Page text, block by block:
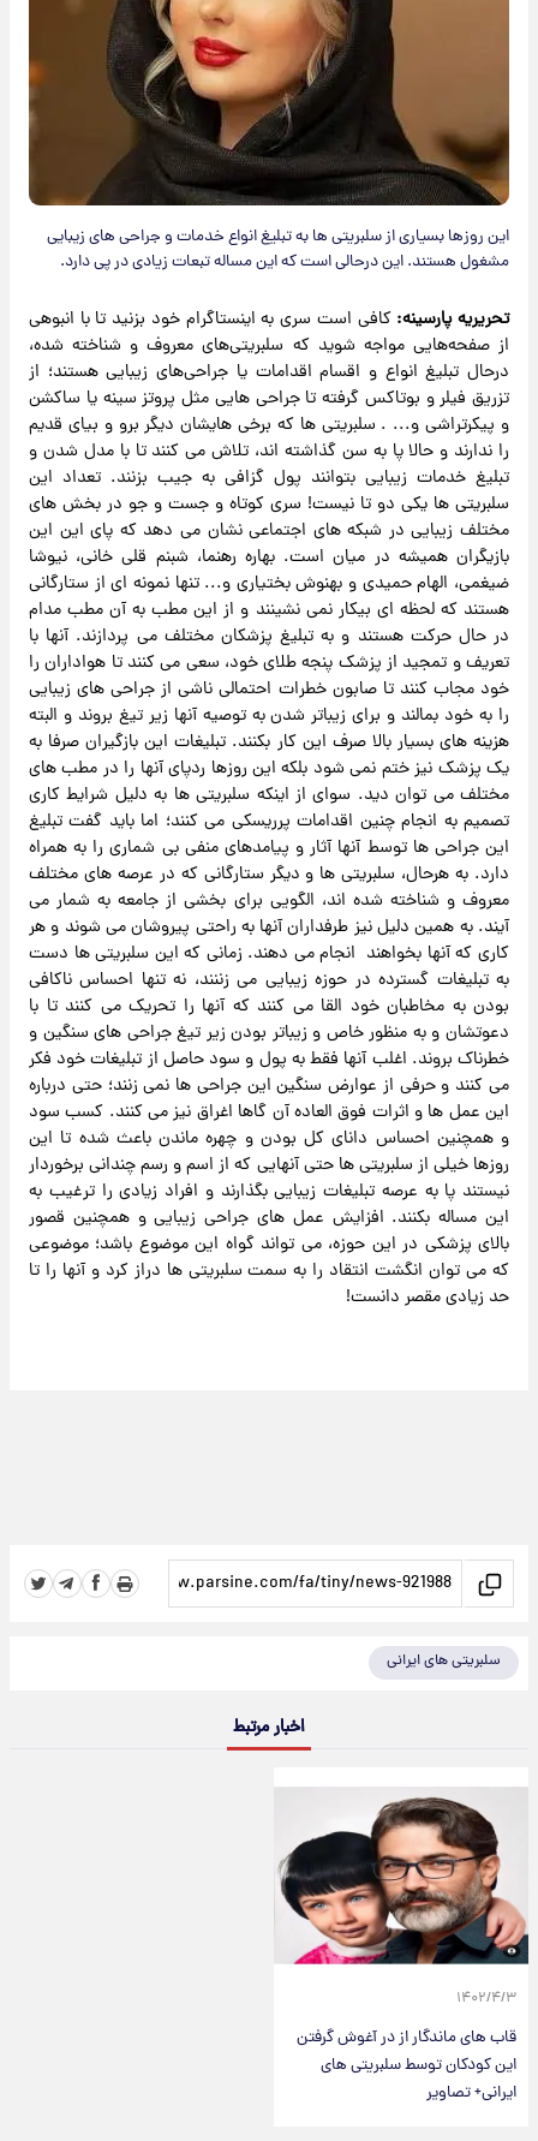
این روزها بسیاری از سلبریتی ها به تبلیغ انواع خدمات و جراحی های زیبایی
مشغول هستند. این درحالی است که این مساله تبعات زیادی در پی دارد.
تحریریه پارسینه:کافی است سری به اینستاگرام خود بزنید تا با انبوهی
از صفحه‌هایی مواجه شوید که سلبریتی‌های معروف و شناخته شده،
درحال تبلیغ انواع و اقسام اقدامات یا جراحی‌های زیبایی هستند؛ از
تزریق فیلر و بوتاکس گرفته تا جراحی هایی مثل پروتز سینه یا ساکشن
و پیکرتراشی و... . سلبریتی ها که برخی هایشان دیگر برو و بیای قدیم
را ندارند و حالا پا به سن گذاشته اند، تلاش می کنند تا با مدل شدن و
تبلیغ خدمات زیبایی بتوانند پول گزافی به جیب بزنند. تعداد این
سلبریتی ها یکی دو تا نیست! سری کوتاه و جست و جو در بخش های
مختلف زیبایی در شبکه های اجتماعی نشان می دهد که پای این این
بازیگران همیشه در میان است. بهاره رهنما، شبنم قلی خانی، نیوشا
ضیغمی، الهام حمیدی و بهنوش بختیاری و... تنها نمونه ای از ستارگانی
هستند که لحظه ای بیکار نمی نشینند و از این مطب به آن مطب مدام
در حال حرکت هستند و به تبلیغ پزشکان مختلف می پردازند. آنها با
تعریف و تمجید از پزشک پنجه طلای خود، سعی می کنند تا هواداران را
خود مجاب کنند تا صابون خطرات احتمالی ناشی از جراحی های زیبایی
را به خود بمالند و برای زیباتر شدن به توصیه آنها زیر تیغ بروند و البته
هزینه های بسیار بالا صرف این کار بکنند. تبلیغات این بازگیران صرفا به
یک پزشک نیز ختم نمی شود بلکه این روزها ردپای آنها را در مطب های
مختلف می توان دید. سوای از اینکه سلبریتی ها به دلیل شرایط کاری
تصمیم به انجام چنین اقدامات پرریسکی می کنند؛ اما باید گفت تبلیغ
این جراحی ها توسط آنها آثار و پیامدهای منفی بی شماری را به همراه
دارد. به هرحال، سلبریتی ها و دیگر ستارگانی که در عرصه های مختلف
معروف و شناخته شده اند، الگویی برای بخشی از جامعه به شمار می
آیند. به همین دلیل نیز طرفداران آنها به راحتی پیروشان می شوند و هر
کاری که آنها بخواهند انجام می دهند. زمانی که این سلبریتی ها دست
به تبلیغات گسترده در حوزه زیبایی می زننند، نه تنها احساس ناکافی
بودن به مخاطبان خود القا می کنند که آنها را تحریک می کنند تا با
دعوتشان و به منظور خاص و زیباتر بودن زیر تیغ جراحی های سنگین و
خطرناک بروند. اغلب آنها فقط به پول و سود حاصل از تبلیغات خود فکر
می کنند و حرفی از عوارض سنگین این جراحی ها نمی زنند؛ حتی درباره
این عمل ها و اثرات فوق العاده آن گاها اغراق نیز می کنند. کسب سود
و همچنین احساس دانای کل بودن و چهره ماندن باعث شده تا این
روزها خیلی از سلبریتی ها حتی آنهایی که از اسم و رسم چندانی برخوردار
نیستند پا به عرصه تبلیغات زیبایی بگذارند و افراد زیادی را ترغیب به
این مساله بکنند. افزایش عمل های جراحی زیبایی و همچنین قصور
بالای پزشکی در این حوزه، می تواند گواه این موضوع باشد؛ موضوعی
که می توان انگشت انتقاد را به سمت سلبریتی ها دراز کرد و آنها را تا
حد زیادی مقصر دانست!
سلبریتی های ایرانی
اخبار مرتبط
۱۴۰۲/۴/۳
قاب های ماندگار از در آغوش گرفتن
این کودکان توسط سلبریتی های
ایرانی+ تصاویر